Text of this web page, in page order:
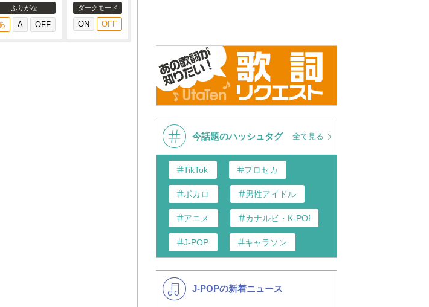
ふりがな ダークモード
今話題のハッシュタグ 全て見る
TikTok プロセカ
ボカロ 男性アイドル
アニメ カナルビ・K-POP和訳
J-POP キャラソン
K-POP 演歌・歌謡
J-POPの新着ニュース